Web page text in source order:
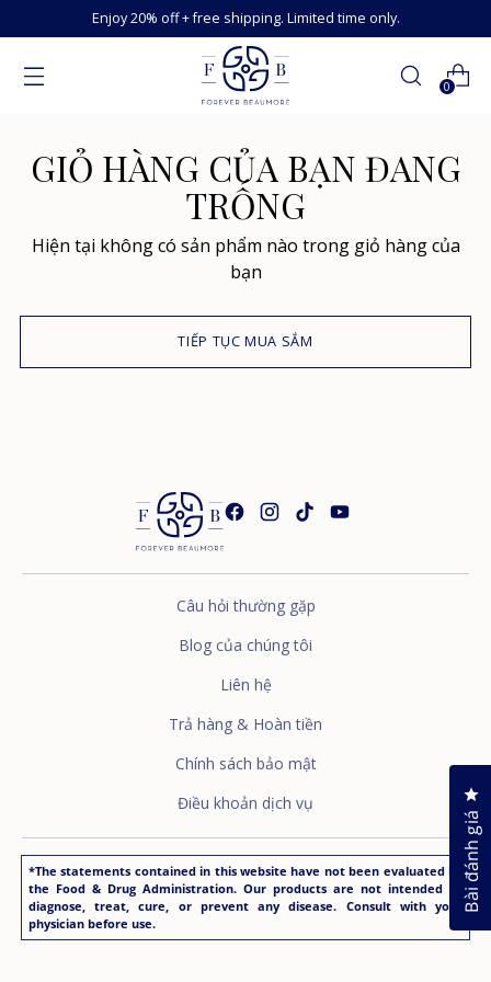
Enjoy 20% off + free shipping. Limited time only.
0
GIỎ HÀNG CỦA BẠN ĐANG
TRỐNG
Hiện tại không có sản phẩm nào trong giỏ hàng của
bạn
TIẾP TỤC MUA SẮM
Câu hỏi thường gặp
Blog của chúng tôi
Liên hệ
Trả hàng & Hoàn tiền
Chính sách bảo mật
Điều khoản dịch vụ
*The statements contained in this website have not been evaluated by
the Food & Drug Administration. Our products are not intended to
diagnose, treat, cure, or prevent any disease. Consult with your
physician before use.
Bài đánh giá